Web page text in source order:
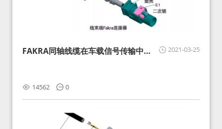
2021-03-25
FAKRA同轴线缆在车载信号传输中的
14562 0